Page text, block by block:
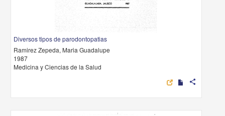
Diversos tipos de parodontopatias
Ramirez Zepeda, Maria Guadalupe
1987
Medicina y Ciencias de la Salud
share